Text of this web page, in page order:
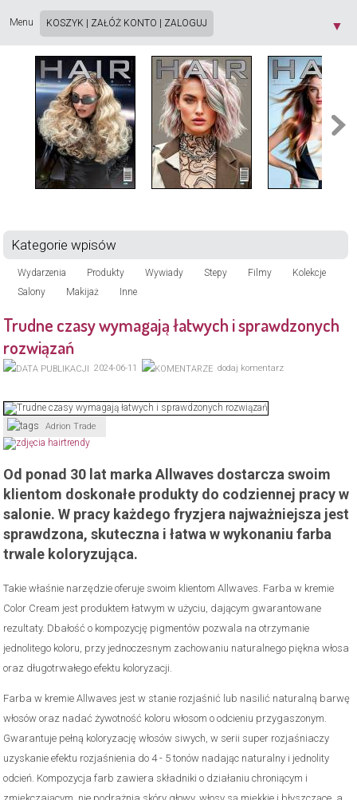
Menu ▼
KOSZYK ZAŁÓŻ KONTO ZALOGUJ
Kategorie wpisów
Wydarzenia Produkty Wywiady Stepy Filmy
Kolekcje
Salony
Makijaż Inne
Trudne czasy wymagają łatwych i sprawdzonych
rozwiązań
2024-06-11 dodaj komentarz
Adrion Trade
Od ponad 30 lat marka Allwaves dostarcza swoim
klientom doskonałe produkty do codziennej pracy w
salonie. W pracy każdego fryzjera najważniejsza jest
sprawdzona, skuteczna i łatwa w wykonaniu farba
trwale koloryzująca.
Takie właśnie narzędzie oferuje swoim klientom Allwaves. Farba w kremie
Color Cream jest produktem łatwym w użyciu, dającym gwarantowane
rezultaty. Dbałość o kompozycję pigmentów pozwala na otrzymanie
jednolitego koloru, przy jednoczesnym zachowaniu naturalnego piękna włosa
oraz długotrwałego efektu koloryzacji.
Farba w kremie Allwaves jest w stanie rozjaśnić lub nasilić naturalną barwę
włosów oraz nadać żywotność koloru włosom o odcieniu przygaszonym.
Gwarantuje pełną koloryzację włosów siwych, w serii super rozjaśniaczy
uzyskanie efektu rozjaśnienia do 4 - 5 tonów nadając naturalny i jednolity
odcień. Kompozycja farb zawiera składniki o działaniu chroniącym i
cookie, zgodnie z aktualnymi ustawieniami przeglądarki. Dowiedz się więcej o
Prywatności [X]